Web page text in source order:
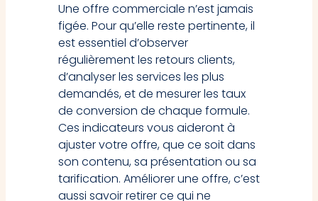
Une offre commerciale n’est jamais
figée. Pour qu’elle reste pertinente, il
est essentiel d’observer
régulièrement les retours clients,
d’analyser les services les plus
demandés, et de mesurer les taux
de conversion de chaque formule.
Ces indicateurs vous aideront à
ajuster votre offre, que ce soit dans
son contenu, sa présentation ou sa
tarification. Améliorer une offre, c’est
aussi savoir retirer ce qui ne